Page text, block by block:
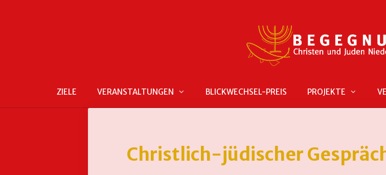
ZIELE VERANSTALTUNGEN BLICKWECHSEL-PREIS PROJEKTE
Christlich-jüdischer